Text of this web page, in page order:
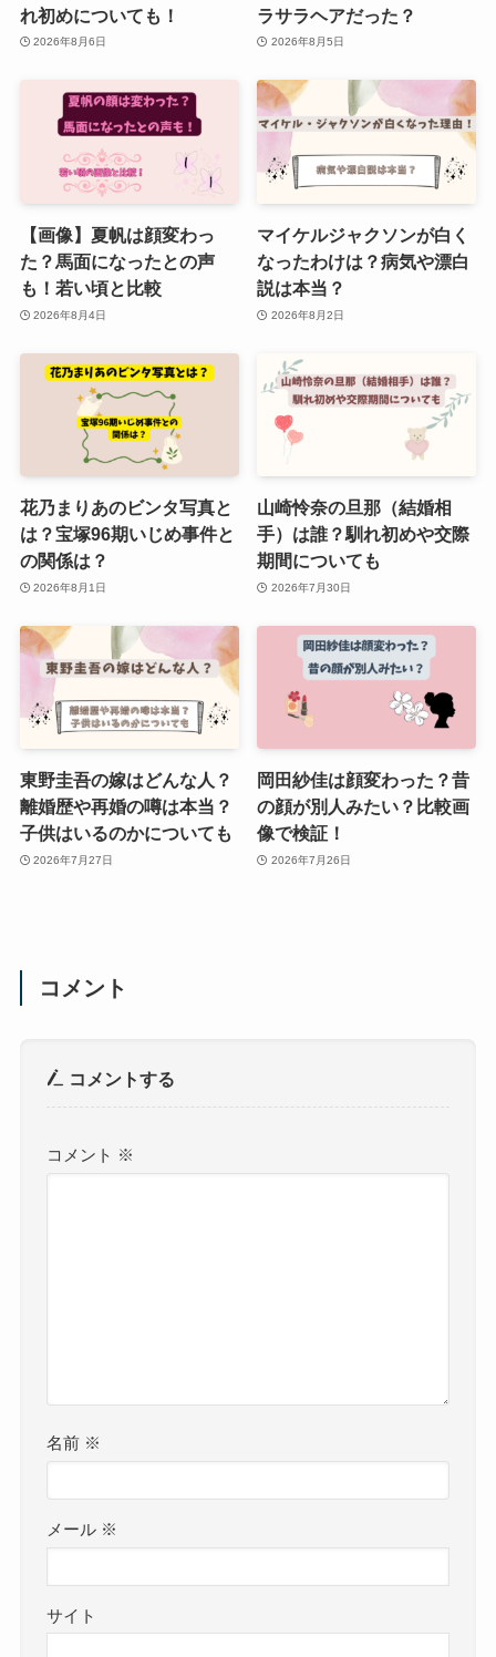
れ初めについても！
2026年8月6日
ラサラヘアだった？
2026年8月5日
【画像】夏帆は顔変わっ
た？馬面になったとの声
も！若い頃と比較
2026年8月4日
マイケルジャクソンが白く
なったわけは？病気や漂白
説は本当？
2026年8月2日
花乃まりあのビンタ写真と
は？宝塚96期いじめ事件と
の関係は？
2026年8月1日
山崎怜奈の旦那（結婚相
手）は誰？馴れ初めや交際
期間についても
2026年7月30日
東野圭吾の嫁はどんな人？
離婚歴や再婚の噂は本当？
子供はいるのかについても
2026年7月27日
岡田紗佳は顔変わった？昔
の顔が別人みたい？比較画
像で検証！
2026年7月26日
コメント
コメントする
コメント ※
名前 ※
メール ※
サイト